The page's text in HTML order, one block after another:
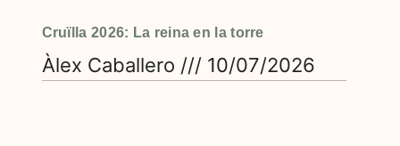
Cruïlla 2026: La reina en la torre
Àlex Caballero 10/07/2026